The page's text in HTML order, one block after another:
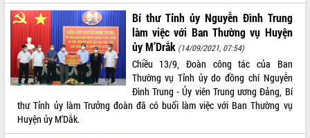
Tập huấn ứng dụng trí tuệ nhân tạo (AI)
trong thương mại điện tử năm 2026
Đoàn đại biểu Quốc hội tỉnh Đắk Lắk
trao đổi thông tin trước Kỳ họp thứ
nhất, Quốc hội khóa XVI
Quyết liệt cải cách hành chính, khơi
thông nguồn lực phát triển
Nâng cao hiệu lực, hiệu quả HĐND
tỉnh thông qua hiện đại hóa hành chính
Bí thư Tỉnh ủy Nguyễn Đình Trung
làm việc với Ban Thường vụ Huyện
ủy M’Drắk (14/09/2021, 07:54)
Chiều 13/9, Đoàn công tác của Ban
Thường vụ Tỉnh ủy do đồng chí Nguyễn
Đình Trung - Ủy viên Trung ương Đảng, Bí
thư Tỉnh ủy làm Trưởng đoàn đã có buổi làm việc với Ban Thường vụ
Huyện ủy M’Dắk.